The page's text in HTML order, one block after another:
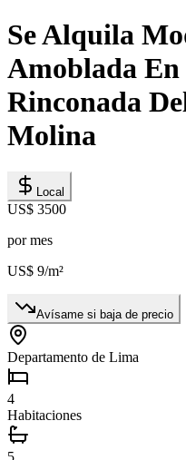
Se Alquila
Amoblada
Rinconada
Molina
Local
US$ 3500
por mes
US$ 9/m²
Avísame si baja de precio
Departamento de Lima
4
Habitaciones